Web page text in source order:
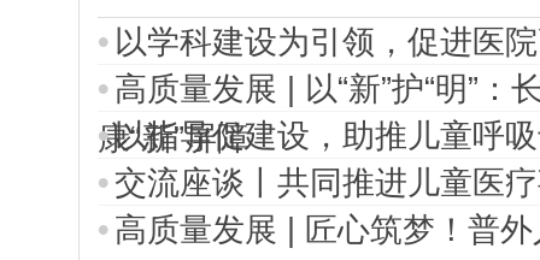
以学科建设为引领，促进医
高质量发展 | 以“新”护“明”
康“新”屏障
以指导促建设，助推儿童呼
交流座谈丨共同推进儿童医
高质量发展 | 匠心筑梦！普